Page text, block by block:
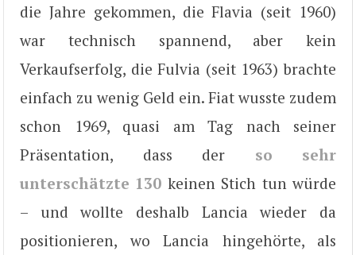
die Jahre gekommen, die Flavia (seit 1960)
war technisch spannend, aber kein
Verkaufserfolg, die Fulvia (seit 1963) brachte
einfach zu wenig Geld ein. Fiat wusste zudem
schon 1969, quasi am Tag nach seiner
Präsentation, dass der so sehr
unterschätzte 130 keinen Stich tun würde
– und wollte deshalb Lancia wieder da
positionieren, wo Lancia hingehörte, als